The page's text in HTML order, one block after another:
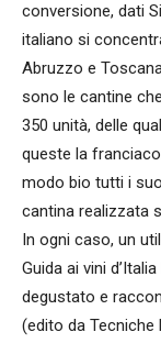
conversione, dati
italiano si
Abruzzo e
sono le cantine
350 unità, delle
queste la
modo bio tutti i
cantina realizzata
In ogni caso, un
Guida ai vini
degustato e
(edito da Tecniche